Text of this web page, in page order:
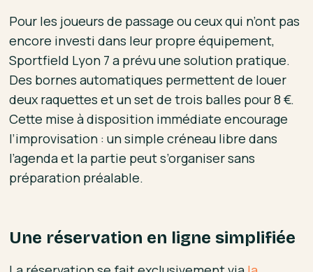
Pour les joueurs de passage ou ceux qui n’ont pas
encore investi dans leur propre équipement,
Sportfield Lyon 7 a prévu une solution pratique.
Des bornes automatiques permettent de louer
deux raquettes et un set de trois balles pour 8 €.
Cette mise à disposition immédiate encourage
l’improvisation : un simple créneau libre dans
l’agenda et la partie peut s’organiser sans
préparation préalable.
Une réservation en ligne simplifiée